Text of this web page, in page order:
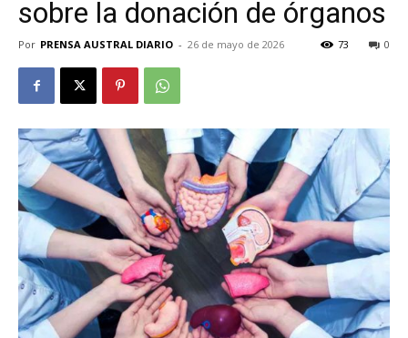
sobre la donación de órganos
Por PRENSA AUSTRAL DIARIO - 26 de mayo de 2026 0
73